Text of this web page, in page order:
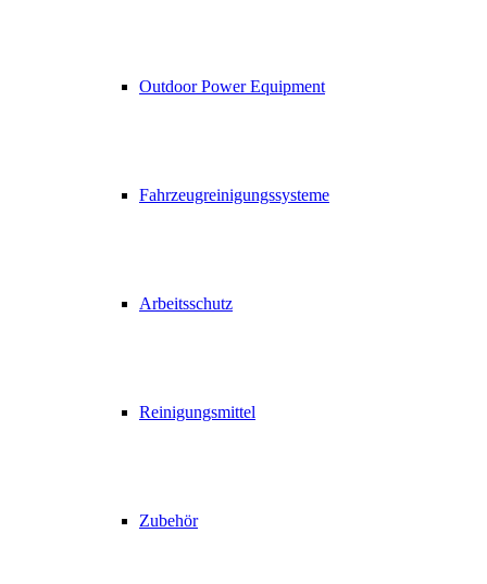
Outdoor Power Equipment
Fahrzeugreinigungssysteme
Arbeitsschutz
Reinigungsmittel
Zubehör